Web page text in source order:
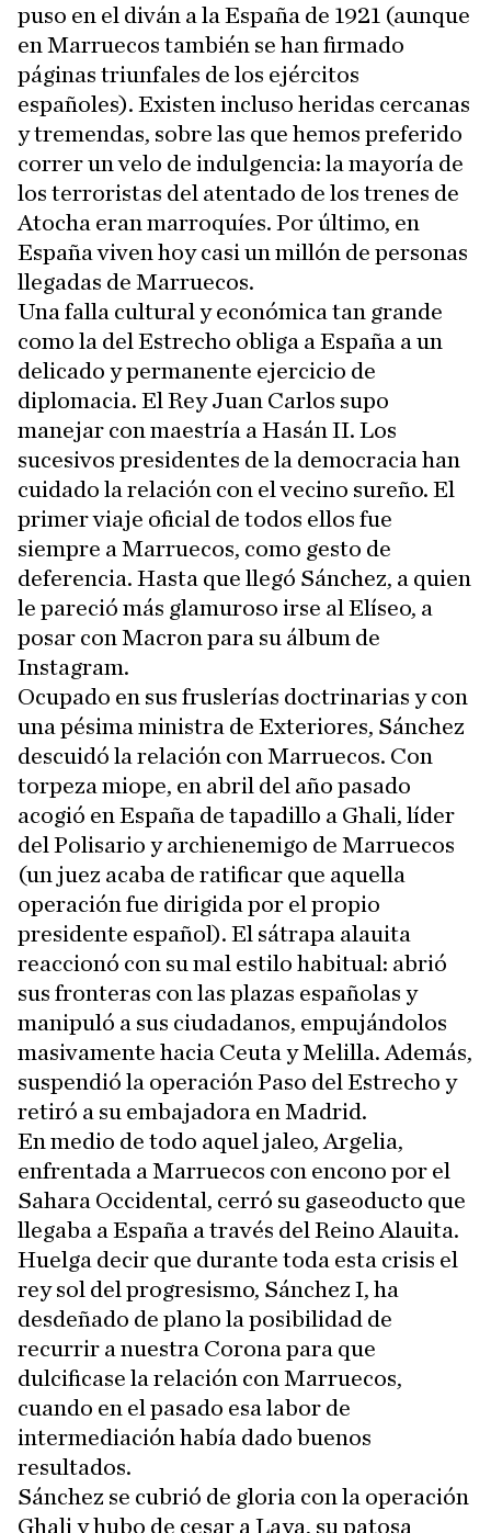
puso en el diván a la España de 1921 (aunque
en Marruecos también se han firmado
páginas triunfales de los ejércitos
españoles). Existen incluso heridas cercanas
y tremendas, sobre las que hemos preferido
correr un velo de indulgencia: la mayoría de
los terroristas del atentado de los trenes de
Atocha eran marroquíes. Por último, en
España viven hoy casi un millón de personas
llegadas de Marruecos.
Una falla cultural y económica tan grande
como la del Estrecho obliga a España a un
delicado y permanente ejercicio de
diplomacia. El Rey Juan Carlos supo
manejar con maestría a Hasán II. Los
sucesivos presidentes de la democracia han
cuidado la relación con el vecino sureño. El
primer viaje oficial de todos ellos fue
siempre a Marruecos, como gesto de
deferencia. Hasta que llegó Sánchez, a quien
le pareció más glamuroso irse al Elíseo, a
posar con Macron para su álbum de
Instagram.
Ocupado en sus fruslerías doctrinarias y con
una pésima ministra de Exteriores, Sánchez
descuidó la relación con Marruecos. Con
torpeza miope, en abril del año pasado
acogió en España de tapadillo a Ghali, líder
del Polisario y archienemigo de Marruecos
(un juez acaba de ratificar que aquella
operación fue dirigida por el propio
presidente español). El sátrapa alauita
reaccionó con su mal estilo habitual: abrió
sus fronteras con las plazas españolas y
manipuló a sus ciudadanos, empujándolos
masivamente hacia Ceuta y Melilla. Además,
suspendió la operación Paso del Estrecho y
retiró a su embajadora en Madrid.
En medio de todo aquel jaleo, Argelia,
enfrentada a Marruecos con encono por el
Sahara Occidental, cerró su gaseoducto que
llegaba a España a través del Reino Alauita.
Huelga decir que durante toda esta crisis el
rey sol del progresismo, Sánchez I, ha
desdeñado de plano la posibilidad de
recurrir a nuestra Corona para que
dulcificase la relación con Marruecos,
cuando en el pasado esa labor de
intermediación había dado buenos
resultados.
Sánchez se cubrió de gloria con la operación
Ghali y hubo de cesar a Laya, su patosa